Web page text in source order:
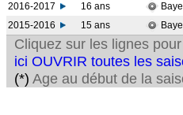
2016-2017
16 ans
2015-2016
15 ans
Cliquez sur les lignes
ici OUVRIR toutes les
(*) Age au début de la